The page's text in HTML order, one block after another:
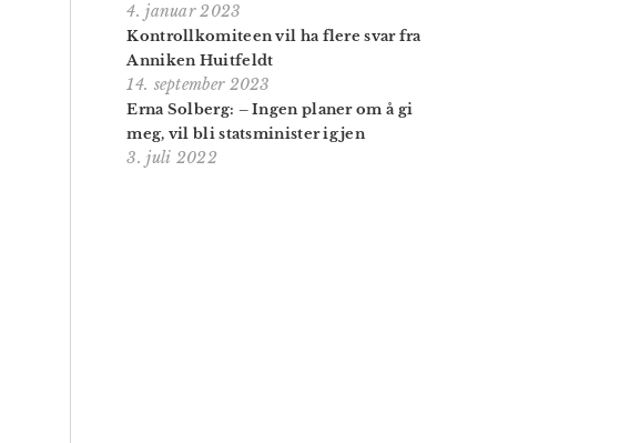
4. januar 2023
Kontrollkomiteen vil ha flere svar fra
Anniken Huitfeldt
14. september 2023
Erna Solberg: – Ingen planer om å gi
meg, vil bli statsminister igjen
3. juli 2022